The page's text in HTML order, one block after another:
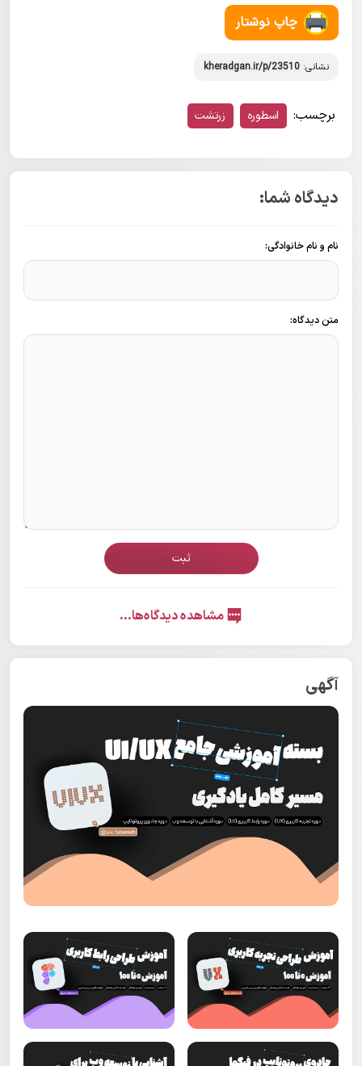
چاپ نوشتار
نشانی: kheradgan.ir/p/23510
برچسب: اسطوره زرتشت
دیدگاه شما:
نام و نام خانوادگی:
متن دیدگاه:
ثبت
مشاهده دیدگاه‌ها...
آگهی